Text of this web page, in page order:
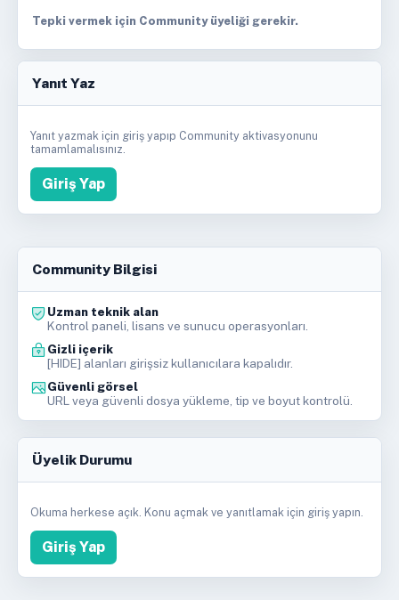
Tepki vermek için Community üyeliği gerekir.
Yanıt Yaz
Yanıt yazmak için giriş yapıp Community aktivasyonunu
tamamlamalısınız.
Giriş Yap
Community Bilgisi
Uzman teknik alan
Kontrol paneli, lisans ve sunucu operasyonları.
Gizli içerik
[HIDE] alanları girişsiz kullanıcılara kapalıdır.
Güvenli görsel
URL veya güvenli dosya yükleme, tip ve boyut kontrolü.
Üyelik Durumu
Okuma herkese açık. Konu açmak ve yanıtlamak için giriş yapın.
Giriş Yap